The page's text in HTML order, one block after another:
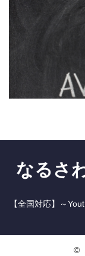
なるさ
【全国対応】～
©